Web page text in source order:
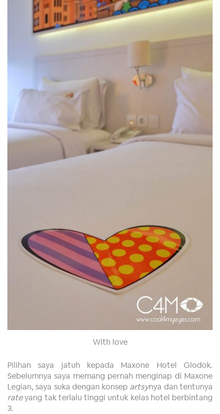
With love
Pilihan saya jatuh kepada Maxone Hotel Glodok.
Sebelumnya saya memang pernah menginap di Maxone
Legian, saya suka dengan konsep artsynya dan tentunya
rateyang tak terlalu tinggi untuk kelas hotel berbintang
3.